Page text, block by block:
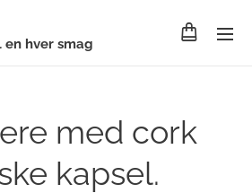
hver smag
med cork
kapsel.